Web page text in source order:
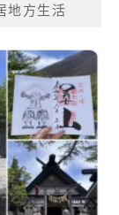
地方生活